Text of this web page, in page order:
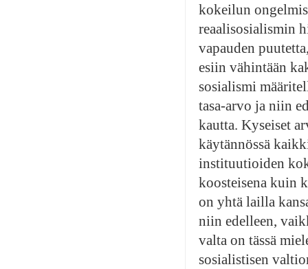
kokeilun
reaalisosialismin
vapauden
esiin vähintään
sosialismi
tasa-arvo ja niin
kautta. Kyseiset
käytännössä
instituutioiden
koosteisena kuin
on yhtä lailla
niin edelleen,
valta on tässä
sosialistisen